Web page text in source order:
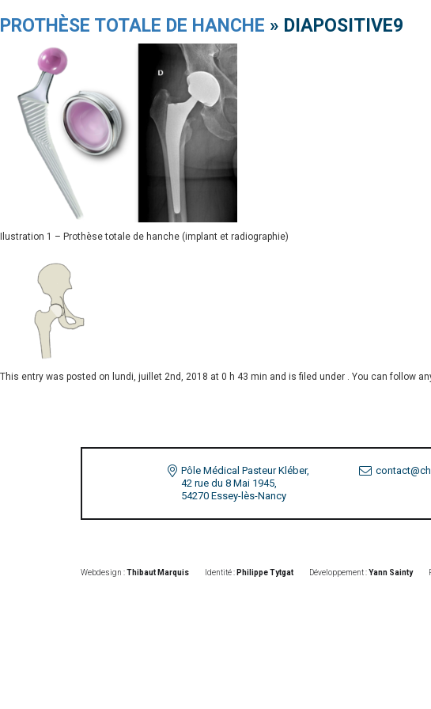
PROTHÈSE TOTALE DE HANCHE » DIAPOSITIVE9
Ilustration 1 – Prothèse totale de hanche (implant et radiographie)
This entry was posted on lundi, juillet 2nd, 2018 at 0 h 43 min and is filed under . You can follow
Pôle Médical Pasteur Kléber,
42 rue du 8 Mai 1945,
54270 Essey-lès-Nancy
Webdesign :Thibaut Marquis Identité : Philippe Tytgat Développement :Yann Sainty